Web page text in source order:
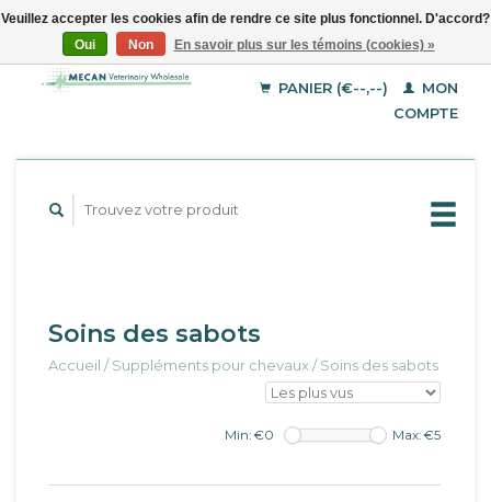
EUR
USD
Français
English
PANIER (€--,--)
MON
COMPTE
Soins des sabots
Accueil /Suppléments pour chevaux /Soins des sabots
Min: €0 Max: €5
Veuillez accepter les cookies afin de rendre ce site plus fonctionnel. D'accord?
Oui
Non En savoir plus sur les témoins (cookies) »